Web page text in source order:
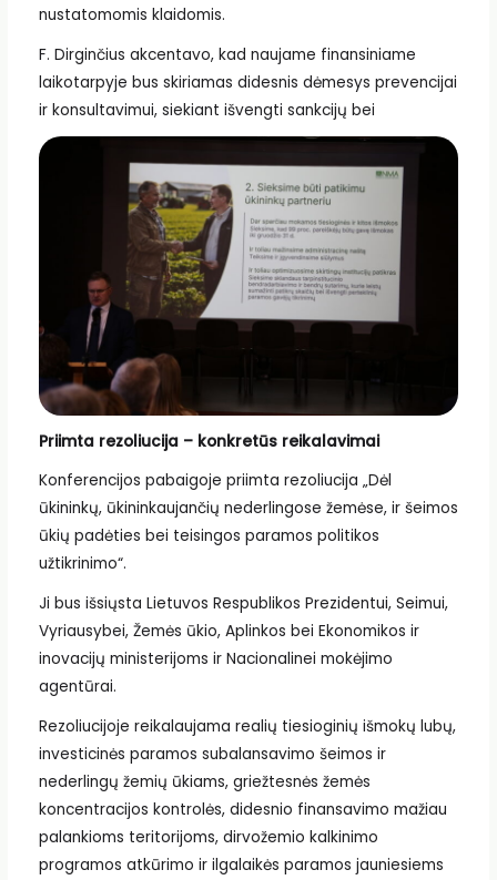
nustatomomis klaidomis.
F. Dirginčius akcentavo, kad naujame finansiniame
laikotarpyje bus skiriamas didesnis dėmesys prevencijai
ir konsultavimui, siekiant išvengti sankcijų bei
Priimta rezoliucija – konkretūs reikalavimai
Konferencijos pabaigoje priimta rezoliucija „Dėl
ūkininkų, ūkininkaujančių nederlingose žemėse, ir šeimos
ūkių padėties bei teisingos paramos politikos
užtikrinimo“.
Ji bus išsiųsta Lietuvos Respublikos Prezidentui, Seimui,
Vyriausybei, Žemės ūkio, Aplinkos bei Ekonomikos ir
inovacijų ministerijoms ir Nacionalinei mokėjimo
agentūrai.
Rezoliucijoje reikalaujama realių tiesioginių išmokų lubų,
investicinės paramos subalansavimo šeimos ir
nederlingų žemių ūkiams, griežtesnės žemės
koncentracijos kontrolės, didesnio finansavimo mažiau
palankioms teritorijoms, dirvožemio kalkinimo
programos atkūrimo ir ilgalaikės paramos jauniesiems